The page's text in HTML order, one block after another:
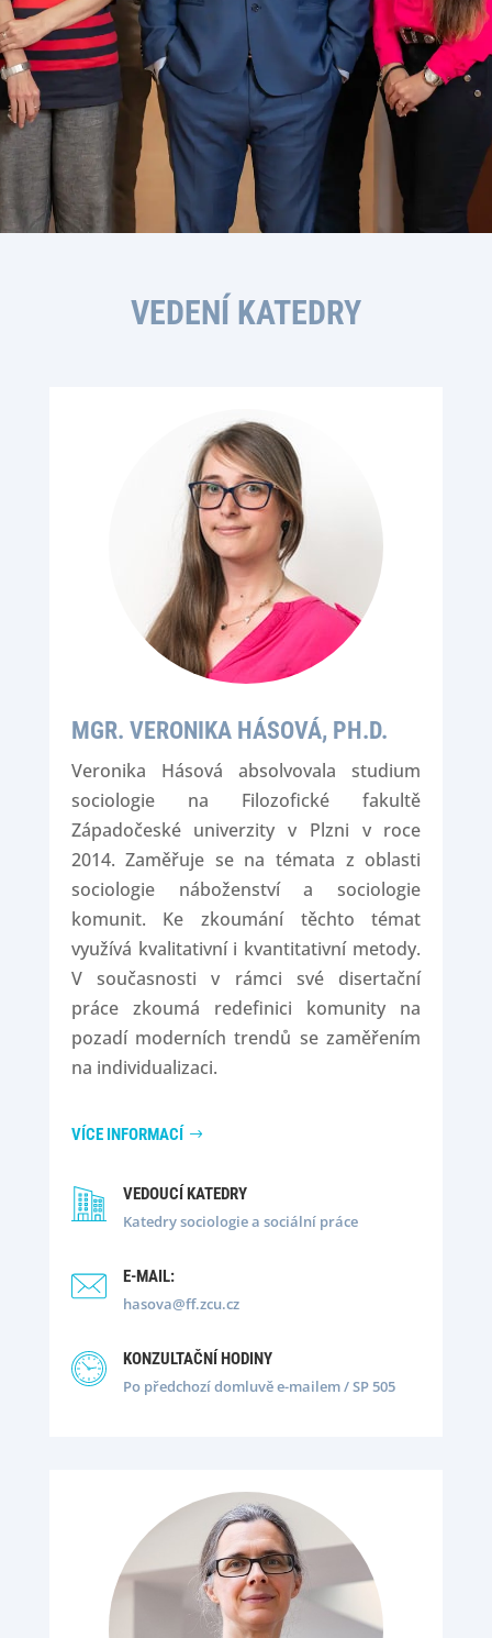
VEDENÍ KATEDRY
MGR. VERONIKA HÁSOVÁ, PH.D.
Veronika Hásová absolvovala studium
sociologie na Filozofické fakultě
Západočeské univerzity v Plzni v roce
2014. Zaměřuje se na témata z oblasti
sociologie náboženství a sociologie
komunit. Ke zkoumání těchto témat
využívá kvalitativní i kvantitativní metody.
V současnosti v rámci své disertační
práce zkoumá redefinici komunity na
pozadí moderních trendů se zaměřením
na individualizaci.
VÍCE INFORMACÍ
VEDOUCÍ KATEDRY
Katedry sociologie a sociální práce
E-MAIL:
hasova@ff.zcu.cz
KONZULTAČNÍ HODINY
Po předchozí domluvě e-mailem / SP 505